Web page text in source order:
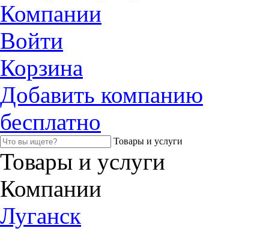
Компании
Войти
Корзина
Добавить компанию
бесплатно
Товары и услуги
Товары и услуги
Компании
Луганск